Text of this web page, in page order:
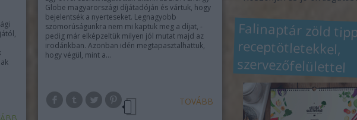
Globe magyarországi díjátadóján és vártuk, hogy
bejelentsék a nyerteseket. Legnagyobb
szomorúságunkra nem mi kaptuk meg a díjat, -
pedig már elképzeltük milyen jól mutat majd az
irodánkban. Azonban idén megtapasztalhattuk,
hogy végül, mint a…
TOVÁBB
Falinaptár zöld
szervezőfelülettel